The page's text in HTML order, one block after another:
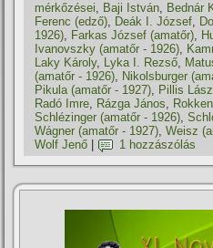
mérkőzései, Baji István, Bednár
Ferenc (edző), Deák I. József,
1926), Farkas József (amatőr),
Ivanovszky (amatőr - 1926),
Laky Károly, Lyka I. Rezső,
(amatőr - 1926), Nikolsburger
Pikula (amatőr - 1927), Pillis
Radó Imre, Rázga János,
Schlézinger (amatőr - 1926),
Wágner (amatőr - 1927),Weisz
Wolf Jenő
1 hozzászólás